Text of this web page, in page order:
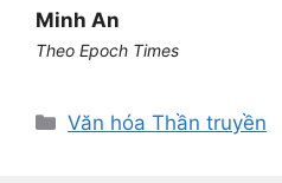
Minh An
Theo Epoch Times
Danh
Văn hóa Thần truyền